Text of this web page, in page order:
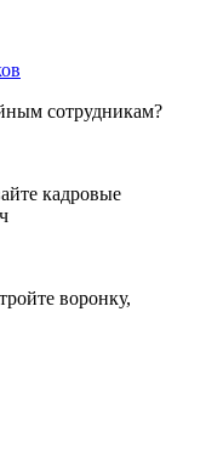
сотрудникам?
кадровые
воронку,